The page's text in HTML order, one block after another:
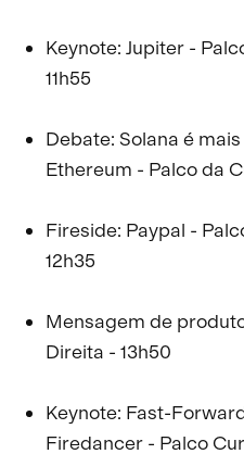
Keynote: Jupiter -
11h55
Debate: Solana é
Ethereum - Palco da
Fireside: Paypal -
12h35
Mensagem de
Direita - 13h50
Keynote: Fast-
Firedancer - Palco